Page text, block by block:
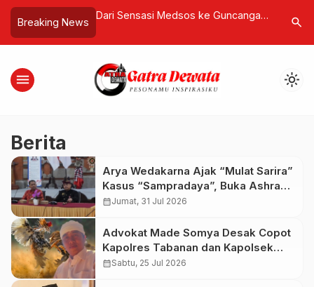
Breaking News
Ziarahi Rumah
di Jombang,
Sang Proklamator
Dari Sensasi Medsos ke Guncangan
Maduro Mengubah Peta Politik
Amerika Latin
Hotman
Serukan
search
menu light_mode
Berita
Arya Wedakarna Ajak “Mulat Sarira”
Kasus “Sampradaya”, Buka Ashram
Untuk Spiritual Tourism
calendar_monthJumat, 31 Jul 2026
Advokat Made Somya Desak Copot
Kapolres Tabanan dan Kapolsek
Baturiti Usai Amuk Massa
calendar_monthSabtu, 25 Jul 2026